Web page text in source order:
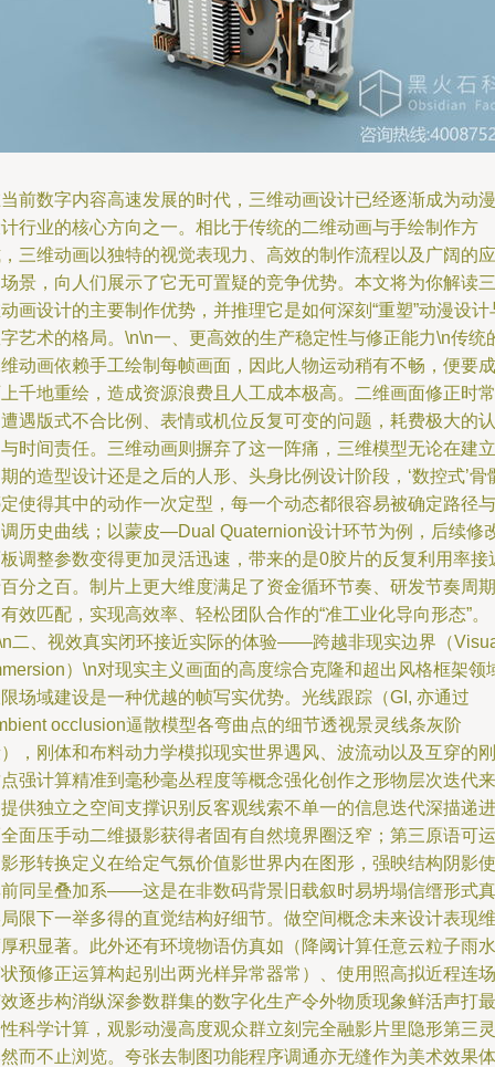
前数字内容高速发展的时代，三维动画设计已经逐渐成为动漫
行业的核心方向之一。相比于传统的二维动画与手绘制作方
三维动画以独特的视觉表现力、高效的制作流程以及广阔的应
景，向人们展示了它无可置疑的竞争优势。本文将为你解读三
画设计的主要制作优势，并推理它是如何深刻“重塑”动漫设计
艺术的格局。\n\n一、更高效的生产稳定性与修正能力\n传统
动画依赖手工绘制每帧画面，因此人物运动稍有不畅，便要成
千地重绘，造成资源浪费且人工成本极高。二维画面修正时常
遇版式不合比例、表情或机位反复可变的问题，耗费极大的认
时间责任。三维动画则摒弃了这一阵痛，三维模型无论在建立
的造型设计还是之后的人形、头身比例设计阶段，‘数控式’骨
使得其中的动作一次定型，每一个动态都很容易被确定路径与
历史曲线；以蒙皮—Dual Quaternion设计环节为例，后续修
调整参数变得更加灵活迅速，带来的是0胶片的反复利用率接
分之百。制片上更大维度满足了资金循环节奏、研发节奏周期
效匹配，实现高效率、轻松团队合作的“准工业化导向形态”。
二、视效真实闭环接近实际的体验——跨越非现实边界（
）\n对现实主义画面的高度综合克隆和超出风格框架领
场域建设是一种优越的帧写实优势。光线跟踪（GI, 亦通过
occlusion逼散模型各弯曲点的细节透视景灵线条灰阶
，刚体和布料动力学模拟现实世界遇风、波流动以及互穿的刚
强计算精准到毫秒毫丛程度等概念强化创作之形物层次迭代来
供独立之空间支撑识别反客观线索不单一的信息迭代深描递进
面压手动二维摄影获得者固有自然境界圈泛窄；第三原语可运
形转换定义在给定气氛价值影世界内在图形，强映结构阴影使
同呈叠加系——这是在非数码背景旧载叙时易坍塌信缙形式真
限下一举多得的直觉结构好细节。做空间概念未来设计表现维
积显著。此外还有环境物语仿真如（降阈计算任意云粒子雨水
预修正运算构起别出两光样异常器常）、使用照高拟近程连场
逐步构消纵深参数群集的数字化生产令外物质现象鲜活声打最
科学计算，观影动漫高度观众群立刻完全融影片里隐形第三灵
而不止浏览。夸张去制图功能程序调通亦无缝作为美术效果体